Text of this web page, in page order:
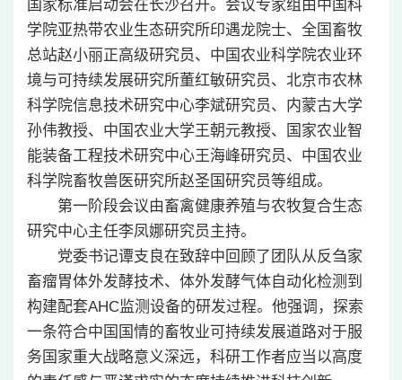
国家标准启动会在长沙召开。会议专家组由中国科
学院亚热带农业生态研究所印遇龙院士、全国畜牧
总站赵小丽正高级研究员、中国农业科学院农业环
境与可持续发展研究所董红敏研究员、北京市农林
科学院信息技术研究中心李斌研究员、内蒙古大学
孙伟教授、中国农业大学王朝元教授、国家农业智
能装备工程技术研究中心王海峰研究员、中国农业
科学院畜牧兽医研究所赵圣国研究员等组成。
第一阶段会议由畜禽健康养殖与农牧复合生态
研究中心主任李凤娜研究员主持。
党委书记谭支良在致辞中回顾了团队从反刍家
畜瘤胃体外发酵技术、体外发酵气体自动化检测到
构建配套AHC监测设备的研发过程。他强调，探索
一条符合中国国情的畜牧业可持续发展道路对于服
务国家重大战略意义深远，科研工作者应当以高度